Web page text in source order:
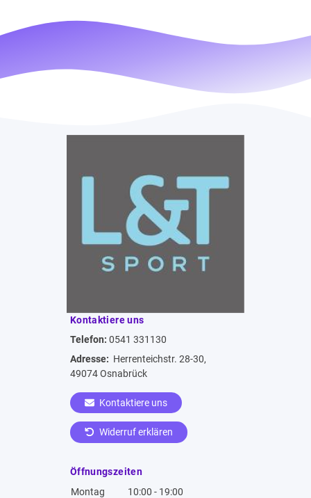
Kontaktiere uns
Telefon: 0541 331130
Adresse: Herrenteichstr. 28-30,
49074 Osnabrück
Kontaktiere uns
Widerruf erklären
Öffnungszeiten
Montag
10:00 - 19:00